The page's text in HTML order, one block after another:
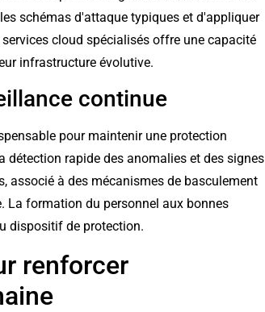
schémas d'attaque typiques et d'appliquer
cloud spécialisés offre une capacité
infrastructure évolutive.
continue
pour maintenir une protection
rapide des anomalies et des signes
associé à des mécanismes de basculement
La formation du personnel aux bonnes
dispositif de protection.
renforcer